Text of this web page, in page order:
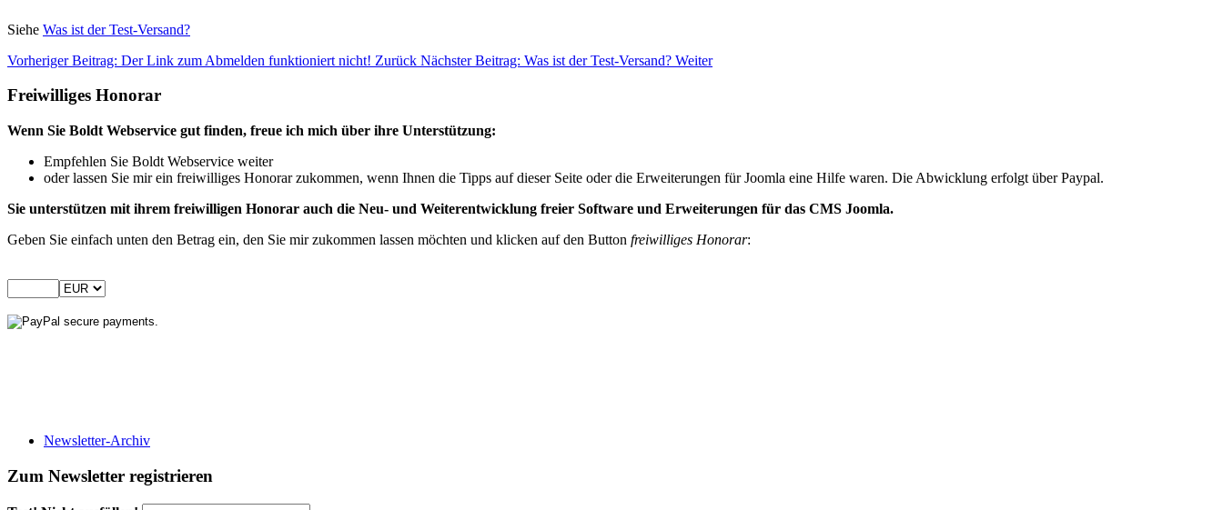
Siehe Was ist der Test-Versand?
Vorheriger Beitrag: Der Link zum Abmelden funktioniert nicht! Zurück Nächster Beitrag: Was ist der Test-Versand? Weiter
Freiwilliges Honorar
Wenn Sie Boldt Webservice gut finden, freue ich mich über ihre Unterstützung:
Empfehlen Sie Boldt Webservice weiter
oder lassen Sie mir ein freiwilliges Honorar zukommen, wenn Ihnen die Tipps auf dieser Seite oder die Erweiterungen für Joomla eine Hilfe waren. Die Abwicklung erfolgt über Paypal.
Sie unterstützen mit ihrem freiwilligen Honorar auch die Neu- und Weiterentwicklung freier Software und Erweiterungen für das CMS Joomla.
Geben Sie einfach unten den Betrag ein, den Sie mir zukommen lassen möchten und klicken auf den Button freiwilliges Honorar:
Newsletter-Archiv
Zum Newsletter registrieren